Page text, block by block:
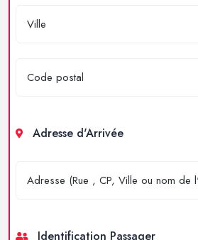
Adresse d'Arrivée
Identification Passager